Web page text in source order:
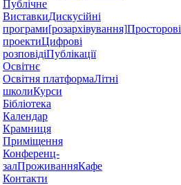
Публічне
ВиставкиДискусійні
програми[розархівування]Просторові
проектиЦифрові
розповідіПублікації
Освітнє
Освітня платформаЛітні
школиКурси
Бібліотека
Календар
Крамниця
Приміщення
Конференц-
залПроживанняКафе
Контакти